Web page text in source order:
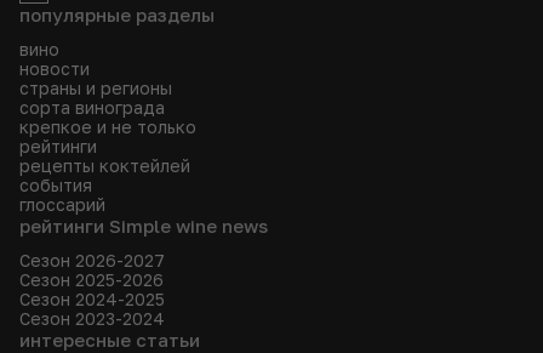
популярные разделы
вино
новости
страны и регионы
сорта винограда
крепкое и не только
рейтинги
рецепты коктейлей
события
глоссарий
рейтинги Simple wine news
Сезон 2026-2027
Сезон 2025-2026
Сезон 2024-2025
Сезон 2023-2024
интересные статьи